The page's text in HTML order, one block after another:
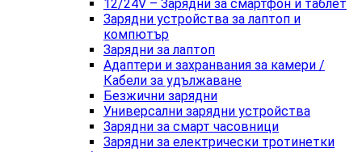
12/24V – Зарядни за смартфон и таблет
Зарядни устройства за лаптоп и
компютър
Зарядни за лаптоп
Адаптери и захранвания за камери /
Кабели за удължаване
Безжични зарядни
Универсални зарядни устройства
Зарядни за смарт часовници
Зарядни за електрически тротинетки